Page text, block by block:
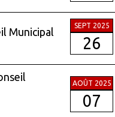
Municipal
SEPT 2025
26
AOÛT 2025
07